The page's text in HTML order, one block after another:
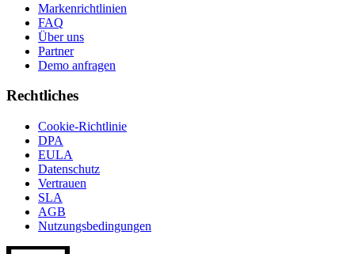
Markenrichtlinien
FAQ
Über uns
Partner
Demo anfragen
Rechtliches
Cookie-Richtlinie
DPA
EULA
Datenschutz
Vertrauen
SLA
AGB
Nutzungsbedingungen